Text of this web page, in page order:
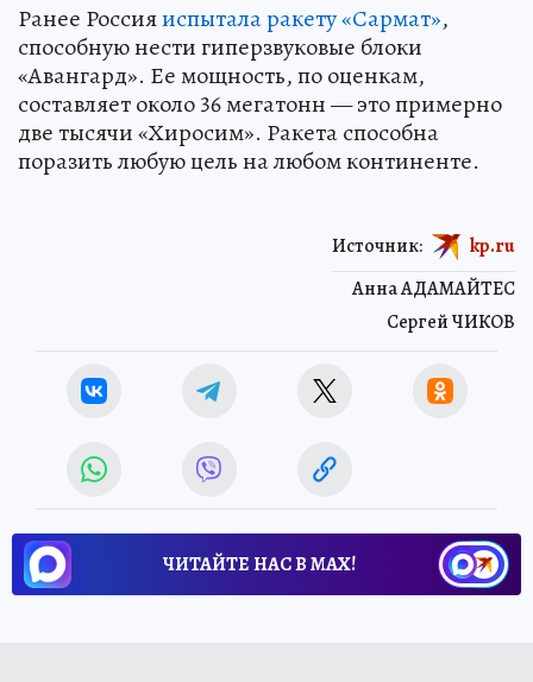
Ранее Россияиспытала ракету «Сармат»,
способную нести гиперзвуковые блоки
«Авангард». Ее мощность, по оценкам,
составляет около 36 мегатонн — это примерно
две тысячи «Хиросим». Ракета способна
поразить любую цель на любом континенте.
Анна АДАМАЙТЕС
Сергей ЧИКОВ
Источник: kp.ru
ЧИТАЙТЕ НАС В МАХ!